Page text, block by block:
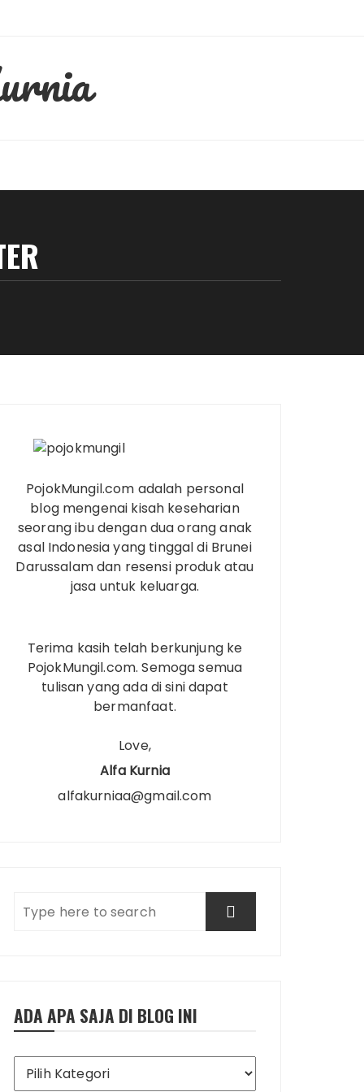
PojokMungil.com adalah personal
blog mengenai kisah keseharian
seorang ibu dengan dua orang anak
asal Indonesia yang tinggal di Brunei
Darussalam dan resensi produk atau
jasa untuk keluarga.
Terima kasih telah berkunjung ke
PojokMungil.com. Semoga semua
tulisan yang ada di sini dapat
bermanfaat.
Love,
Alfa Kurnia
alfakurniaa@gmail.com
ADA APA SAJA DI BLOG INI
Ada
Apa